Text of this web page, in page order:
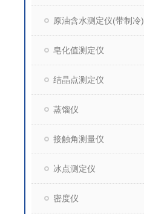
原油含水测定仪(带制冷)
皂化值测定仪
结晶点测定仪
蒸馏仪
接触角测量仪
冰点测定仪
密度仪